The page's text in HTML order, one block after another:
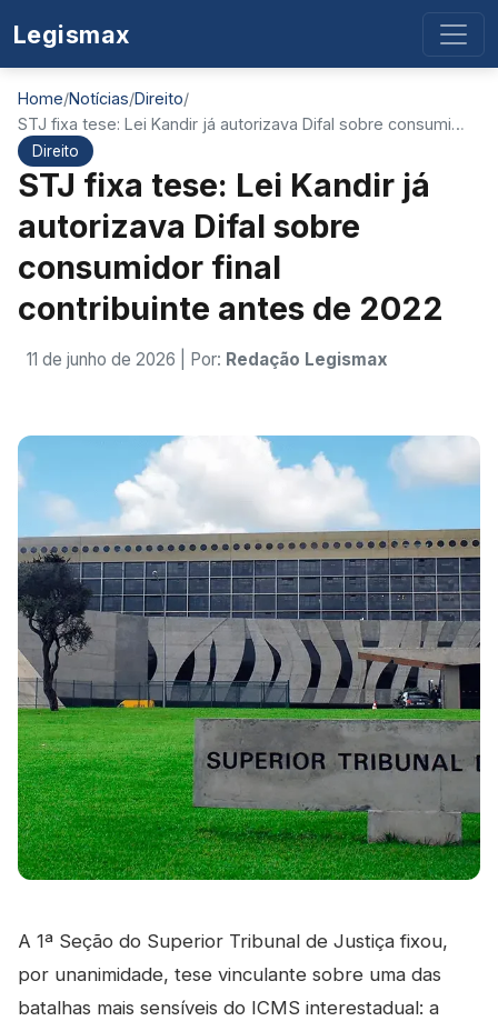
Legismax
Home/Notícias/Direito/
STJ fixa tese: Lei Kandir já autorizava Difal sobre consumi…
Direito
STJ fixa tese: Lei Kandir já
autorizava Difal sobre
consumidor final
contribuinte antes de 2022
11 de junho de 2026 | Por: Redação Legismax
A 1ª Seção do Superior Tribunal de Justiça fixou,
por unanimidade, tese vinculante sobre uma das
batalhas mais sensíveis do ICMS interestadual: a